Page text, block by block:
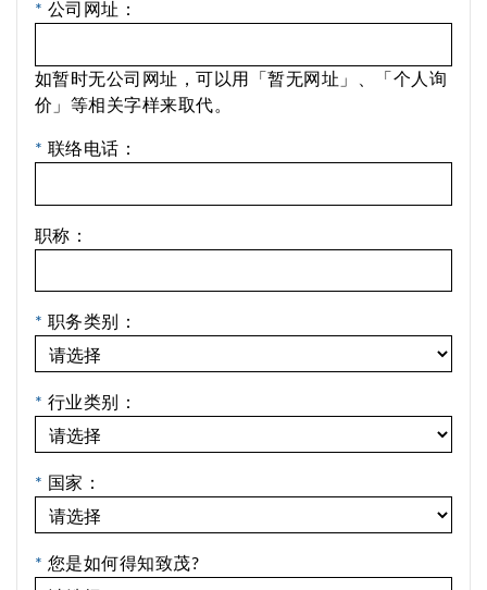
* 公司网址：
如暂时无公司网址，可以用「暂无网址」、「个人询
价」等相关字样来取代。
* 联络电话：
职称：
* 职务类别：
* 行业类别：
* 国家：
* 您是如何得知致茂?